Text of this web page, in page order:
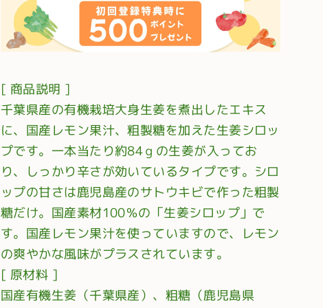
[ 商品説明 ]
千葉県産の有機栽培大身生姜を煮出したエキス
に、国産レモン果汁、粗製糖を加えた生姜シロッ
プです。一本当たり約84ｇの生姜が入ってお
り、しっかり辛さが効いているタイプです。シロ
ップの甘さは鹿児島産のサトウキビで作った粗製
糖だけ。国産素材100％の「生姜シロップ」で
す。国産レモン果汁を使っていますので、レモン
の爽やかな風味がプラスされています。
[ 原材料 ]
国産有機生姜（千葉県産）、粗糖（鹿児島県